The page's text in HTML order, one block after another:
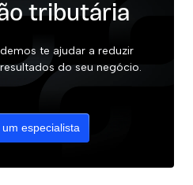
tributária
te ajudar a reduzir
do seu negócio.
especialista